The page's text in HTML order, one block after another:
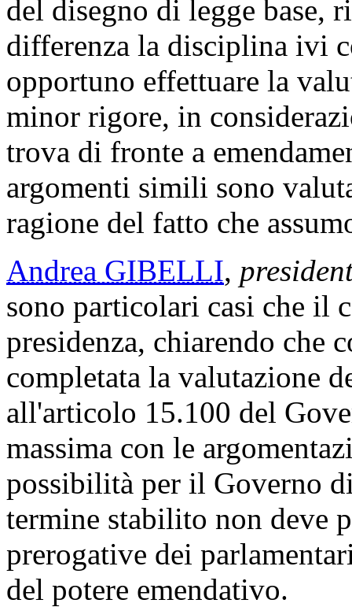
del disegno di legge base,
differenza la disciplina ivi
opportuno effettuare la
minor rigore, in
trova di fronte a
argomenti simili sono
ragione del fatto che
Andrea GIBELLI,
sono particolari casi che il
presidenza, chiarendo che
completata la valutazione
all'articolo 15.100 del
massima con le
possibilità per il Governo
termine stabilito non deve
prerogative dei
del potere emendativo.